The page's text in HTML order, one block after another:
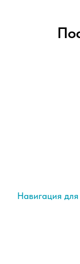
Навигация